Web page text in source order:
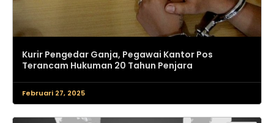
Kurir Pengedar Ganja, Pegawai Kantor Pos
Terancam Hukuman 20 Tahun Penjara
Februari 27, 2025